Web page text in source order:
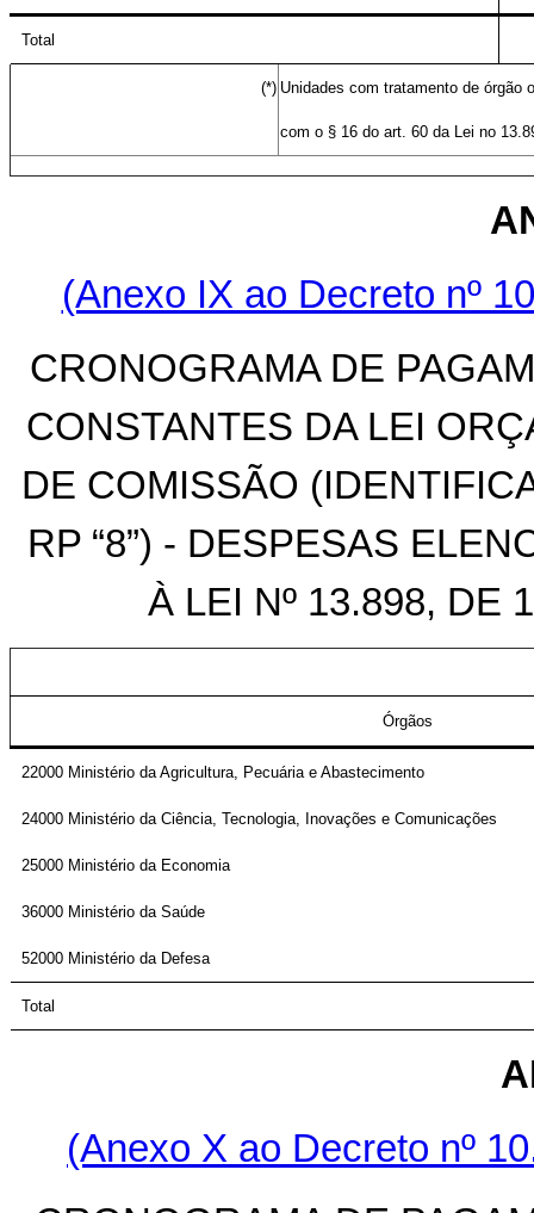
Total
(*) Unidades com tratamento de órgão
com o § 16 do art. 60 da Lei no
(Anexo IX ao Decreto nº
CRONOGRAMA DE
CONSTANTES DA LEI
DE COMISSÃO
RP “8”) - DESPESAS
À LEI Nº 13.898, DE
Órgãos
22000 Ministério da Agricultura, Pecuária e Abastecimento
24000 Ministério da Ciência, Tecnologia, Inovações e Comunicações
25000 Ministério da Economia
36000 Ministério da Saúde
52000 Ministério da Defesa
Total
(Anexo X ao Decreto nº